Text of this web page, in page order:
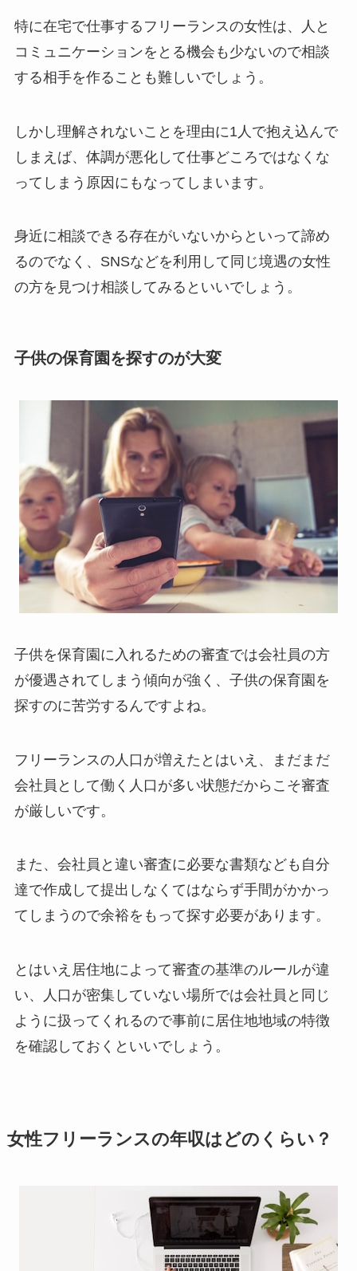
特に在宅で仕事するフリーランスの女性は、人と
コミュニケーションをとる機会も少ないので相談
する相手を作ることも難しいでしょう。
しかし理解されないことを理由に1人で抱え込んで
しまえば、体調が悪化して仕事どころではなくな
ってしまう原因にもなってしまいます。
身近に相談できる存在がいないからといって諦め
るのでなく、SNSなどを利用して同じ境遇の女性
の方を見つけ相談してみるといいでしょう。
子供の保育園を探すのが大変
子供を保育園に入れるための審査では会社員の方
が優遇されてしまう傾向が強く、子供の保育園を
探すのに苦労するんですよね。
フリーランスの人口が増えたとはいえ、まだまだ
会社員として働く人口が多い状態だからこそ審査
が厳しいです。
また、会社員と違い審査に必要な書類なども自分
達で作成して提出しなくてはならず手間がかかっ
てしまうので余裕をもって探す必要があります。
とはいえ居住地によって審査の基準のルールが違
い、人口が密集していない場所では会社員と同じ
ように扱ってくれるので事前に居住地地域の特徴
を確認しておくといいでしょう。
女性フリーランスの年収はどのくらい？